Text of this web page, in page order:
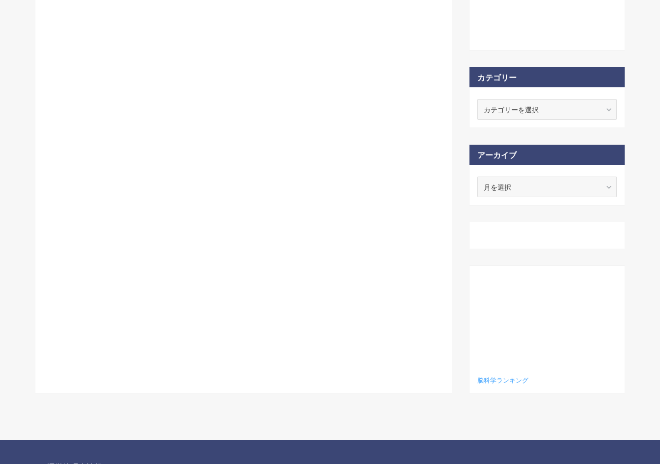
カテゴリー
アーカイブ
脳科学ランキング